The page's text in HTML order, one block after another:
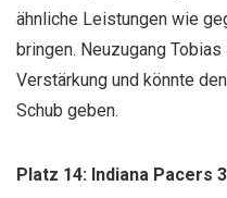
ähnliche Leistungen wie
bringen. Neuzugang
Verstärkung und könnte
Schub geben.
Platz 14: Indiana Pacers